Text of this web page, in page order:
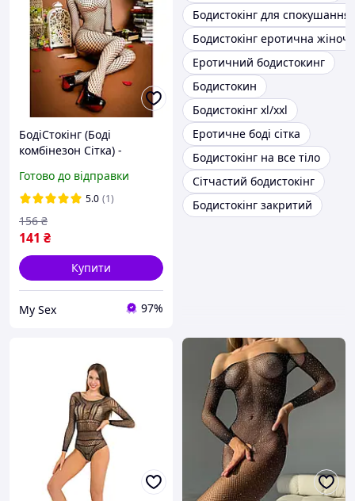
БодіСтокінг (Боді
комбінезон Сітка) -
білизна
Готово до відправки
5.0 (1)
141 ₴
156 ₴
Купити
My Sex 97%
Бодистокінг для спокушання
Бодистокінг еротична
Еротичний бодистокинг
Бодистокин
Бодистокінг xl/xxl
Еротичне боді сітка
Бодистокінг на все тіло
Сітчастий бодистокінг
Бодистокінг закритий